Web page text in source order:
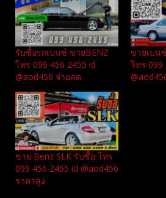
รับซื้อรถเบนซ์ ขายBENZ
โทร 099 456 2455 id
@aod456 จ่ายสด
ขายเบน
โทร 099
ขาย Benz SLK รับซื้อ โทร
099 456 2455 id @aod456
ราคาสูง